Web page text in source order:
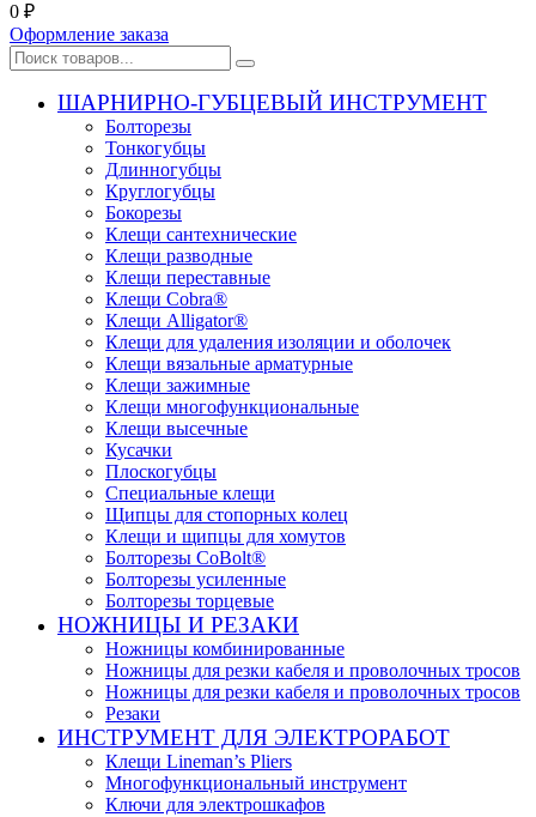
0 ₽
Оформление заказа
ШАРНИРНО-ГУБЦЕВЫЙ ИНСТРУМЕНТ
Болторезы
Тонкогубцы
Длинногубцы
Круглогубцы
Бокорезы
Клещи сантехнические
Клещи разводные
Клещи переставные
Клещи Cobra®
Клещи Alligator®
Клещи для удаления изоляции и оболочек
Клещи вязальные арматурные
Клещи зажимные
Клещи многофункциональные
Клещи высечные
Кусачки
Плоскогубцы
Специальные клещи
Щипцы для стопорных колец
Клещи и щипцы для хомутов
Болторезы CoBolt®
Болторезы усиленные
Болторезы торцевые
НОЖНИЦЫ И РЕЗАКИ
Ножницы комбинированные
Ножницы для резки кабеля и проволочных тросов
Ножницы для резки кабеля и проволочных тросов
Резаки
ИНСТРУМЕНТ ДЛЯ ЭЛЕКТРОРАБОТ
Клещи Lineman’s Pliers
Многофункциональный инструмент
Ключи для электрошкафов